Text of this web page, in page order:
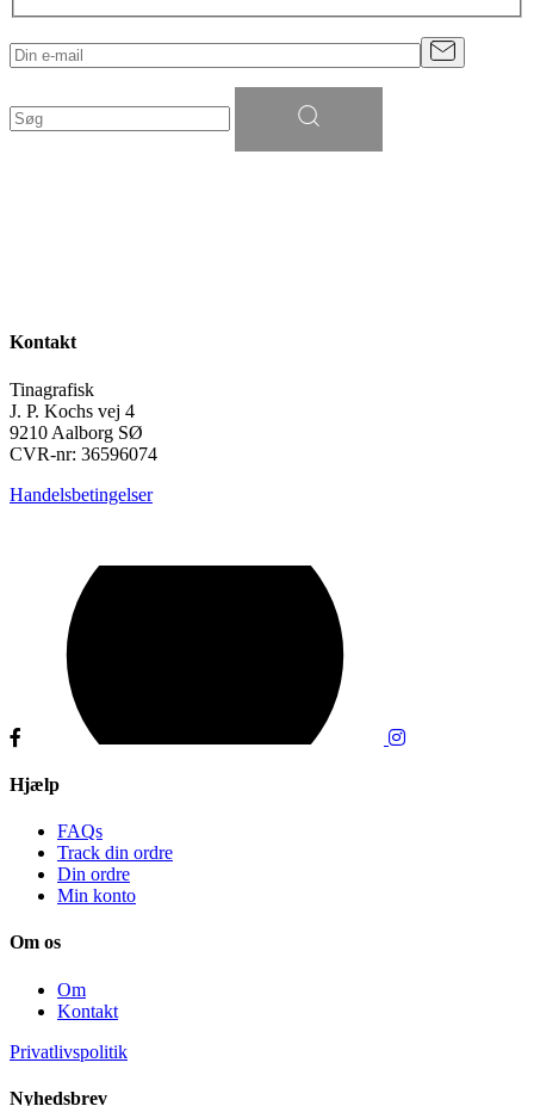
efter:
Kontakt
Tinagrafisk
J. P. Kochs vej 4
9210 Aalborg SØ
CVR-nr: 36596074
Handelsbetingelser
Hjælp
FAQs
Track din ordre
Din ordre
Min konto
Om os
Om
Kontakt
Privatlivspolitik
Nyhedsbrev